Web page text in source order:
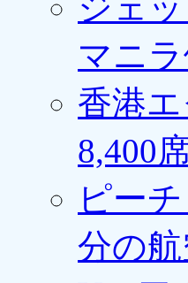
マニ
香港
8,400
ピー
分の